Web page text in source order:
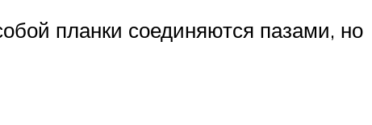
планки соединяются пазами, но